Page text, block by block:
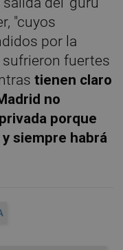
"cuyos
por la
sufrieron fuertes
tienen claro
no
porque
siempre habrá